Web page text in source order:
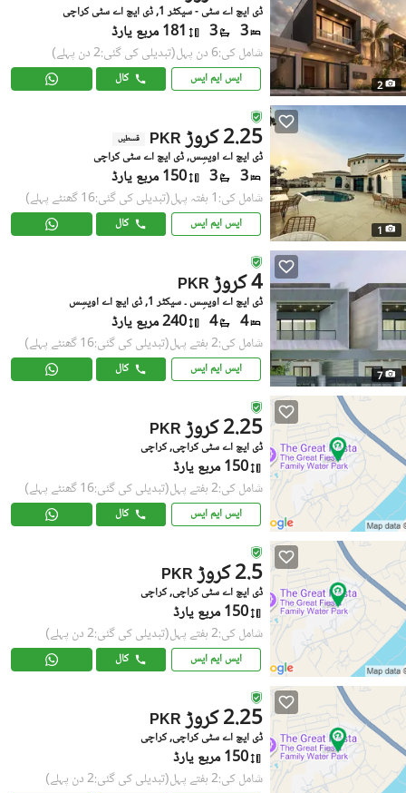
2
ڈی ایچ اے سٹی - سیکٹر 1, ڈی ایچ اے سٹی کراچی
3
3 181 مربع یارڈ
شامل کی:6 دن پہل (تبدیلی کی گئی:2 دن پہلے)
ایس ایم ایس کال
1
PKR 2.25 کروڑ قسطیں
ڈی ایچ اے اویسِس, ڈی ایچ اے سٹی کراچی
3
3 150 مربع یارڈ
شامل کی:1 ہفتہ پہل (تبدیلی کی گئی:16 گھنٹے پہلے)
ایس ایم ایس کال
7
PKR 4 کروڑ
ڈی ایچ اے اویسِس ۔ سیکٹر 1, ڈی ایچ اے اویسِس
4
4 240 مربع یارڈ
شامل کی:2 ہفتے پہل (تبدیلی کی گئی:16 گھنٹے پہلے)
ایس ایم ایس کال
PKR 2.25 کروڑ
ڈی ایچ اے سٹی کراچی, کراچی
150 مربع یارڈ
شامل کی:2 ہفتے پہل (تبدیلی کی گئی:16 گھنٹے پہلے)
ایس ایم ایس کال
PKR 2.5 کروڑ
ڈی ایچ اے سٹی کراچی, کراچی
150 مربع یارڈ
شامل کی:2 ہفتے پہل (تبدیلی کی گئی:2 دن پہلے)
ایس ایم ایس کال
PKR 2.25 کروڑ
ڈی ایچ اے سٹی کراچی, کراچی
150 مربع یارڈ
شامل کی:2 ہفتے پہل (تبدیلی کی گئی:2 دن پہلے)